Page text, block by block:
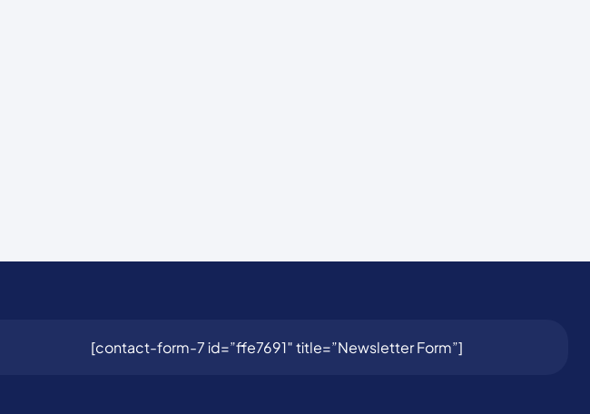
[contact-form-7 id=”ffe7691″ title=”Newsletter Form”]